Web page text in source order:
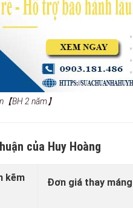
BH 2 năm】
của Huy Hoàng
kẽm
Đơn giá thay